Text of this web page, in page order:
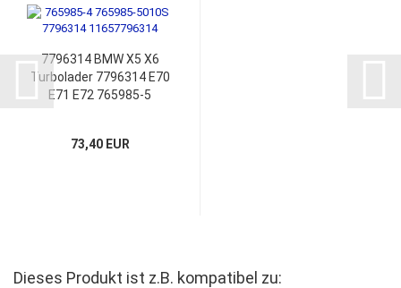
7796314 BMW X5 X6
Turbolader 7796314 E70
E71 E72 765985-5
73,40 EUR
Dieses Produkt ist z.B. kompatibel zu: